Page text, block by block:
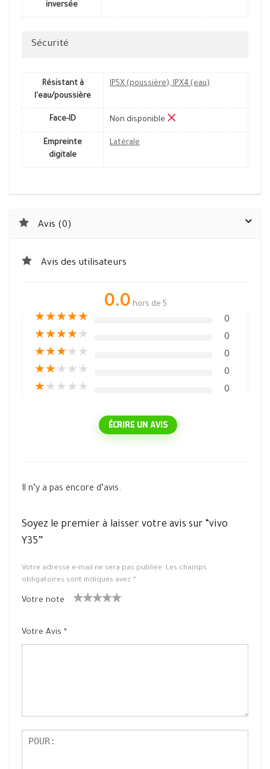
inversée
Sécurité
Résistant à
l'eau/poussière
IP5X (poussière), IPX4 (eau)
Face-ID Non disponible
Empreinte
digitale
Latérale
Avis (0)
Avis des utilisateurs
0.0 hors de 5
★★★★★ 0
★★★★★ 0
★★★★ ★ 0
★★★ ★ ★ 0
★★ ★ ★ ★ 0
ÉCRIRE UN AVIS
Il n’y a pas encore d’avis.
Soyez le premier à laisser votre avis sur “vivo
Y35”
Votre adresse e-mail ne sera pas publiée. Les champs
obligatoires sont indiqués avec *
Votre note
oil
sur
Votre Avis *